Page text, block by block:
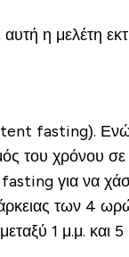
η μελέτη
fasting).
του χρόνου
για να
των 4
1 μ.μ. και